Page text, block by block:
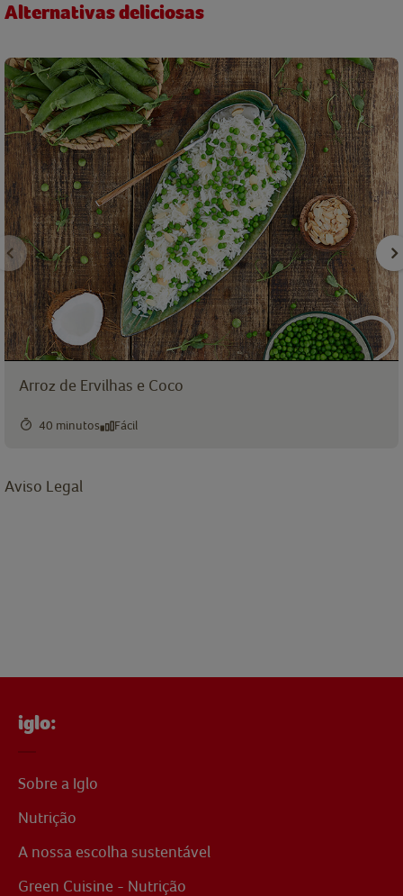
Alternativas deliciosas
Arroz de Ervilhas e Coco
40 minutos Fácil
Aviso Legal
iglo:
Sobre a Iglo
Nutrição
A nossa escolha sustentável
Green Cuisine - Nutrição